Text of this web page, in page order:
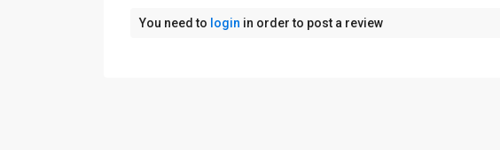
You need to login in order to post a review